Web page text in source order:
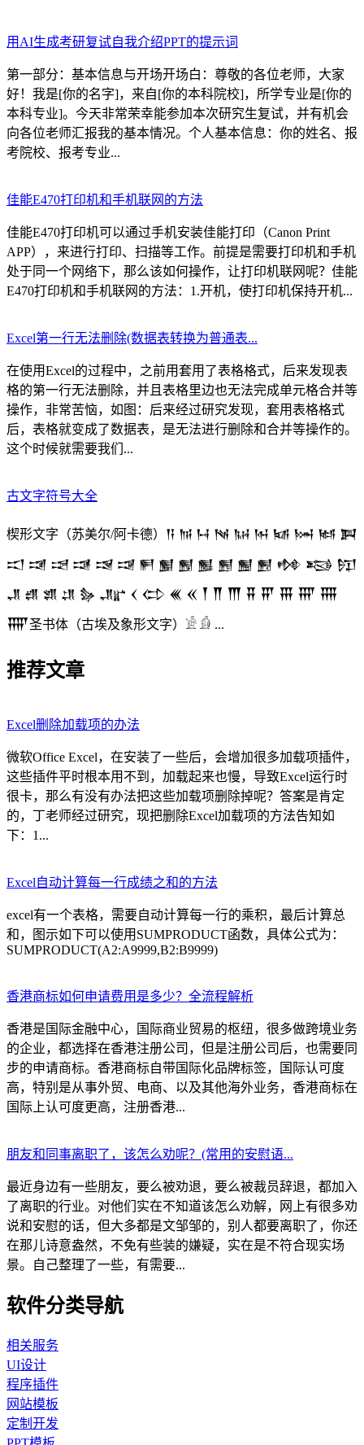
用AI生成考研复试自我介绍PPT的提示词
第一部分：基本信息与开场开场白：尊敬的各位老师，大家
好！我是[你的名字]，来自[你的本科院校]，所学专业是[你的
本科专业]。今天非常荣幸能参加本次研究生复试，并有机会
向各位老师汇报我的基本情况。个人基本信息：你的姓名、报
考院校、报考专业...
佳能E470打印机和手机联网的方法
佳能E470打印机可以通过手机安装佳能打印（Canon Print
APP），来进行打印、扫描等工作。前提是需要打印机和手机
处于同一个网络下，那么该如何操作，让打印机联网呢？佳能
E470打印机和手机联网的方法：1.开机，使打印机保持开机...
Excel第一行无法删除(数据表转换为普通表...
在使用Excel的过程中，之前用套用了表格格式，后来发现表
格的第一行无法删除，并且表格里边也无法完成单元格合并等
操作，非常苦恼，如图：后来经过研究发现，套用表格格式
后，表格就变成了数据表，是无法进行删除和合并等操作的。
这个时候就需要我们...
古文字符号大全
楔形文字（苏美尔/阿卡德）𒀀 𒀁 𒀂 𒀃 𒀄 𒀅 𒀆 𒀇 𒀈 𒀉
𒀊 𒀋 𒀌 𒀍 𒀎 𒀏 𒂍 𒂎 𒂏 𒂐 𒂑 𒂒 𒂓 𒂔 𒂕 𒂖
𒂗 𒂘 𒂙 𒂚 𒂛 𒂜 𒌋 𒌌 𒌍 𒎙 𒐕 𒐖 𒐗 𒐘 𒐙 𒐚 𒐛 𒐜
𒐝圣书体（古埃及象形文字）𓀀 𓀁 ...
推荐文章
Excel删除加载项的办法
微软Office Excel，在安装了一些后，会增加很多加载项插件，
这些插件平时根本用不到，加载起来也慢，导致Excel运行时
很卡，那么有没有办法把这些加载项删除掉呢？答案是肯定
的，丁老师经过研究，现把删除Excel加载项的方法告知如
下：1...
Excel自动计算每一行成绩之和的方法
excel有一个表格，需要自动计算每一行的乘积，最后计算总
和，图示如下可以使用SUMPRODUCT函数，具体公式为：
SUMPRODUCT(A2:A9999,B2:B9999)
香港商标如何申请费用是多少？全流程解析
香港是国际金融中心，国际商业贸易的枢纽，很多做跨境业务
的企业，都选择在香港注册公司，但是注册公司后，也需要同
步的申请商标。香港商标自带国际化品牌标签，国际认可度
高，特别是从事外贸、电商、以及其他海外业务，香港商标在
国际上认可度更高，注册香港...
朋友和同事离职了，该怎么劝呢？(常用的安慰语...
最近身边有一些朋友，要么被劝退，要么被裁员辞退，都加入
了离职的行业。对他们实在不知道该怎么劝解，网上有很多劝
说和安慰的话，但大多都是文邹邹的，别人都要离职了，你还
在那儿诗意盎然，不免有些装的嫌疑，实在是不符合现实场
景。自己整理了一些，有需要...
软件分类导航
相关服务
UI设计
程序插件
网站模板
定制开发